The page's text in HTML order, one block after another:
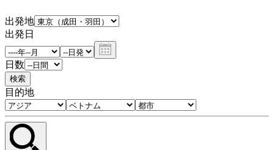
出発地
出発日
日数
検索
目的地